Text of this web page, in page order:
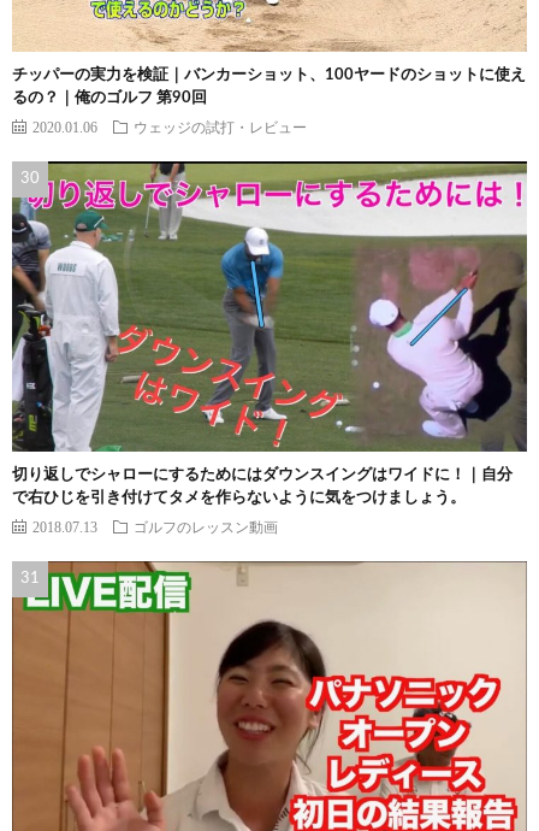
チッパーの実力を検証｜バンカーショット、100ヤードのショットに使え
るの？｜俺のゴルフ 第90回
2020.01.06 ウェッジの試打・レビュー
切り返しでシャローにするためにはダウンスイングはワイドに！｜自分
で右ひじを引き付けてタメを作らないように気をつけましょう。
2018.07.13 ゴルフのレッスン動画